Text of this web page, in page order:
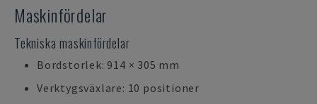
Maskinfördelar
Tekniska maskinfördelar
Bordstorlek: 914 × 305 mm
Verktygsväxlare: 10 positioner